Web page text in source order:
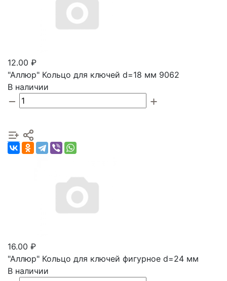
12.00 ₽
"Аллюр" Кольцо для ключей d=18 мм 9062
В наличии
16.00 ₽
"Аллюр" Кольцо для ключей фигурное d=24 мм
В наличии